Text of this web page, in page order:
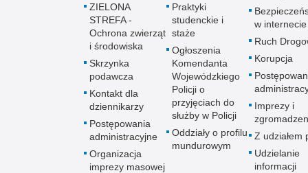
ZIELONA
STREFA -
Ochrona zwierząt
i środowiska
Skrzynka
podawcza
Kontakt dla
dziennikarzy
Postępowania
administracyjne
Organizacja
imprezy masowej
Praktyki
studenckie i
staże
Ogłoszenia
Komendanta
Wojewódzkiego
Policji o
przyjęciach do
służby w Policji
Oddziały o profilu
mundurowym
w internecie
Ruch
Korupcja
Imprezy i
Z udziałem
Udzielanie
informacji